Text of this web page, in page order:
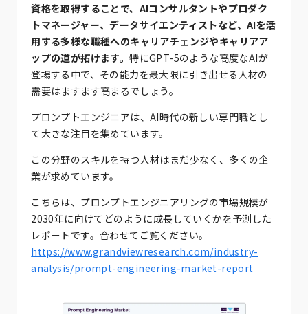
資格を取得することで、AIコンサルタントやプロダク
トマネージャー、データサイエンティストなど、AIを活
用する多様な職種へのキャリアチェンジやキャリアア
ップの道が拓けます。特にGPT-5のような高度なAIが
登場する中で、その能力を最大限に引き出せる人材の
需要はますます高まるでしょう。
プロンプトエンジニアは、AI時代の新しい専門職とし
て大きな注目を集めています。
この分野のスキルを持つ人材はまだ少なく、多くの企
業が求めています。
こちらは、プロンプトエンジニアリングの市場規模が
2030年に向けてどのように成長していくかを予測した
レポートです。合わせてご覧ください。
https://www.grandviewresearch.com/industry-
analysis/prompt-engineering-market-report